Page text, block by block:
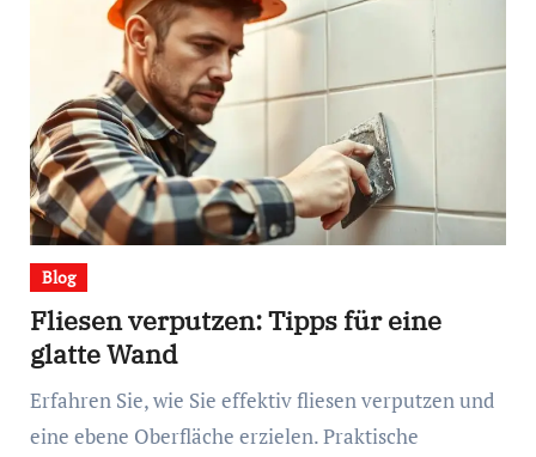
Blog
Fliesen verputzen: Tipps für eine
glatte Wand
Erfahren Sie, wie Sie effektiv fliesen verputzen und
eine ebene Oberfläche erzielen. Praktische